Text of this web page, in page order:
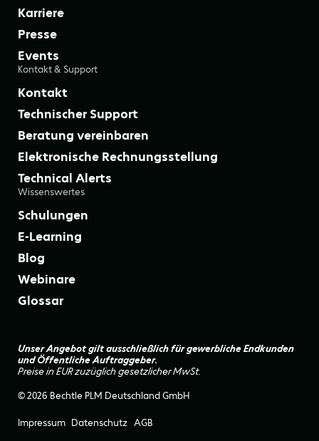
Karriere
Presse
Events
Kontakt & Support
Kontakt
Technischer Support
Beratung vereinbaren
Elektronische Rechnungsstellung
Technical Alerts
Wissenswertes
Schulungen
E-Learning
Blog
Webinare
Glossar
Unser Angebot gilt ausschließlich für gewerbliche Endkunden
und Öffentliche Auftraggeber.
Preise in EUR zuzüglich gesetzlicher MwSt.
© 2026 Bechtle PLM Deutschland GmbH
Impressum Datenschutz AGB